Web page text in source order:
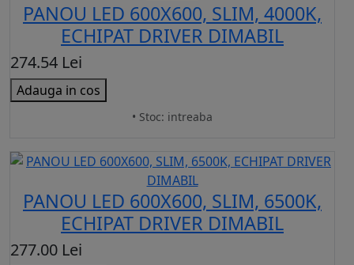
PANOU LED 600X600, SLIM, 4000K,
ECHIPAT DRIVER DIMABIL
274.54 Lei
Adauga in cos
• Stoc: intreaba
PANOU LED 600X600, SLIM, 6500K,
ECHIPAT DRIVER DIMABIL
277.00 Lei